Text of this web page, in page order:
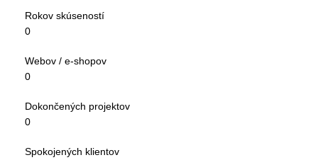
Rokov skúseností
0
Webov / e-shopov
0
Dokončených projektov
0
Spokojených klientov